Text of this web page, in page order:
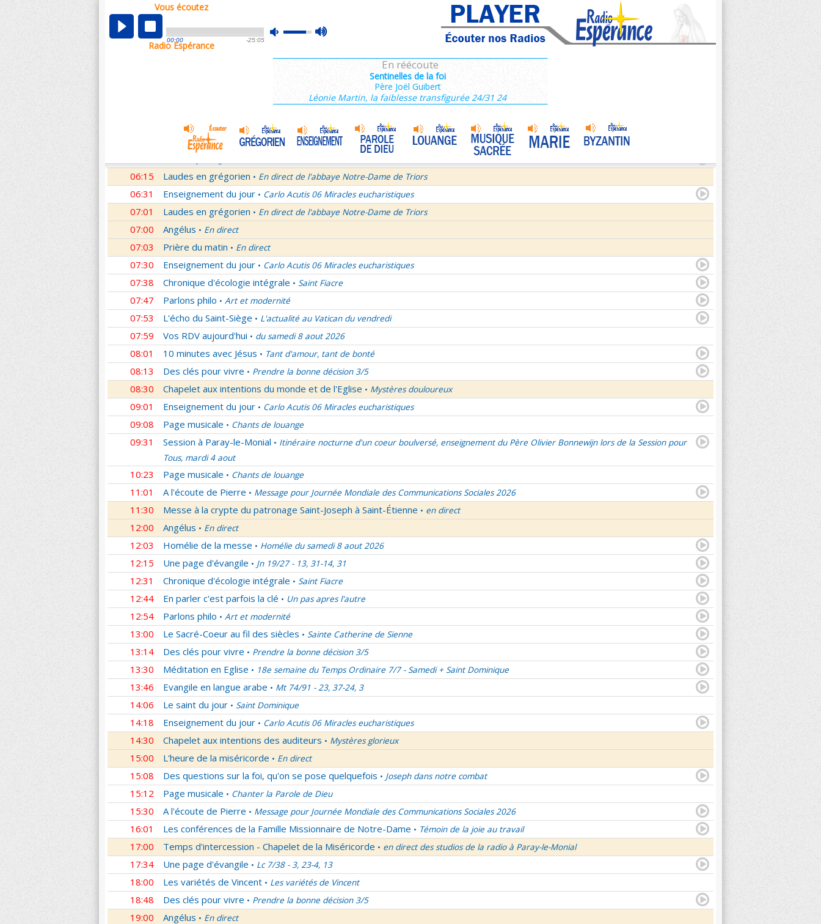
Vous écoutez
mute
max
00:00 -25:05
Radio Espérance
En réécoute
Sentinelles de la foi
Père Joël Guibert
Léonie Martin, la faiblesse transfigurée 24/31 24
00:02
01:00 Hymne acathiste à la Mère de Dieu • Prière mariale de tradition byzantine
01:48 Méditation en Eglise
Les conférences de la Famille Missionnaire de Notre-Dame • La joie dans 3 textes de l'Église
Lettres aux Ephésiens et Philemon
• La volonté de Dieu et moi et moi et moi ! 1/2
A l'écoute de Pierre Message pour Journée Mondiale des Communications Sociales 2026
Rencontre • Père Pierre Le Bourgeois - Saint Pierre Chanel Prières
06:15 Laudes en grégorien • En direct de l'abbaye Notre-Dame de Triors
06:31 Enseignement du jour • Carlo Acutis 06 Miracles eucharistiques
07:01 Laudes en grégorien • En direct de l'abbaye Notre-Dame de Triors
07:00 Angélus • En direct
07:03 Prière du matin • En direct
07:30 Enseignement du jour • Carlo Acutis 06 Miracles eucharistiques
07:38 Chronique d'écologie intégrale • Saint Fiacre
07:47 Parlons philo • Art et modernité
07:53 L'écho du Saint-Siège • L'actualité au Vatican du vendredi
07:59 Vos RDV aujourd'hui • du samedi 8 aout 2026
08:01 10 minutes avec Jésus • Tant d'amour, tant de bonté
08:13 Des clés pour vivre • Prendre la bonne décision 3/5
08:30 Chapelet aux intentions du monde et de l'Eglise • Mystères douloureux
09:01 Enseignement du jour • Carlo Acutis 06 Miracles eucharistiques
09:08 Page musicale • Chants de louange
09:31 Session à Paray-le-Monial • Itinéraire nocturne d'un coeur boulversé, enseignement du Père Olivier Bonnewijn lors de la Session pour
Tous, mardi 4 aout
10:23 Page musicale • Chants de louange
11:01 A l'écoute de Pierre • Message pour Journée Mondiale des Communications Sociales 2026
11:30 Messe à la crypte du patronage Saint-Joseph à Saint-Étienne • en direct
12:00 Angélus • En direct
12:03 Homélie de la messe • Homélie du samedi 8 aout 2026
12:15 Une page d'évangile • Jn 19/27 - 13, 31-14, 31
12:31 Chronique d'écologie intégrale • Saint Fiacre
12:44 En parler c'est parfois la clé • Un pas apres l'autre
12:54 Parlons philo • Art et modernité
13:00 Le Sacré-Coeur au fil des siècles • Sainte Catherine de Sienne
13:14 Des clés pour vivre • Prendre la bonne décision 3/5
13:30 Méditation en Eglise • 18e semaine du Temps Ordinaire 7/7 - Samedi + Saint Dominique
13:46 Evangile en langue arabe • Mt 74/91 - 23, 37-24, 3
14:06 Le saint du jour • Saint Dominique
14:18 Enseignement du jour • Carlo Acutis 06 Miracles eucharistiques
14:30 Chapelet aux intentions des auditeurs • Mystères glorieux
15:00 L'heure de la miséricorde • En direct
15:08 Des questions sur la foi, qu'on se pose quelquefois • Joseph dans notre combat
15:12 Page musicale • Chanter la Parole de Dieu
15:30 A l'écoute de Pierre • Message pour Journée Mondiale des Communications Sociales 2026
16:01 Les conférences de la Famille Missionnaire de Notre-Dame • Témoin de la joie au travail
17:00 Temps d'intercession - Chapelet de la Miséricorde • en direct des studios de la radio à Paray-le-Monial
17:34 Une page d'évangile • Lc 7/38 - 3, 23-4, 13
18:00 Les variétés de Vincent • Les variétés de Vincent
18:48 Des clés pour vivre • Prendre la bonne décision 3/5
19:00 Angélus • En direct